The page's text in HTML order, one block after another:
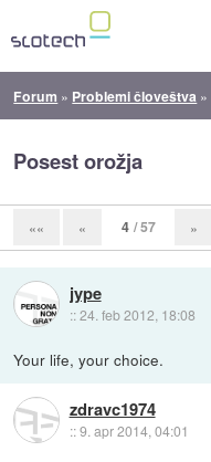
Forum » Problemi človeštva »
Posest orožja
«« « 4 / 57 »
jype
::24. feb 2012, 18:08
Your life, your choice.
zdravc1974
::9. apr 2014, 04:01